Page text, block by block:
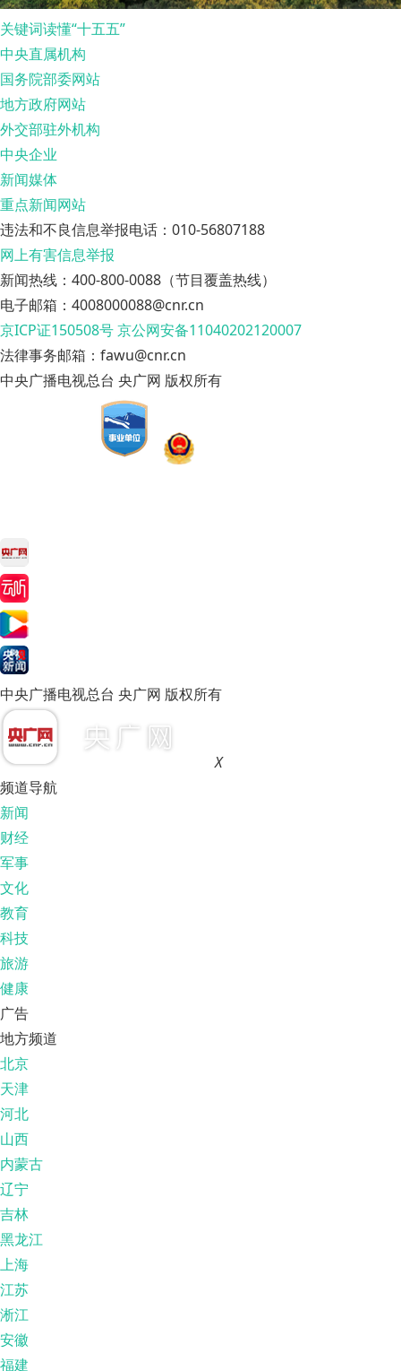
关键词读懂“十五五”
中央直属机构
国务院部委网站
地方政府网站
外交部驻外机构
中央企业
新闻媒体
重点新闻网站
违法和不良信息举报电话：010-56807188
网上有害信息举报
新闻热线：400-800-0088（节目覆盖热线）
电子邮箱：4008000088@cnr.cn
京ICP证150508号京公网安备11040202120007
法律事务邮箱：fawu@cnr.cn
中央广播电视总台 央广网 版权所有
中央广播电视总台 央广网 版权所有
X
频道导航
新闻
财经
军事
文化
教育
科技
旅游
健康
广告
地方频道
北京
天津
河北
山西
内蒙古
辽宁
吉林
黑龙江
上海
江苏
淅江
安徽
福建